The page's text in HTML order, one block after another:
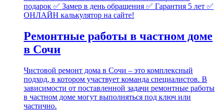
Ремонтные работы в частном доме
в Сочи
Чистовой ремонт дома в Сочи – это комплексный
подход, в котором участвует команда специалистов. В
зависимости от поставленной задачи ремонтные работы
в частном доме могут выполняться под ключ или
частично.